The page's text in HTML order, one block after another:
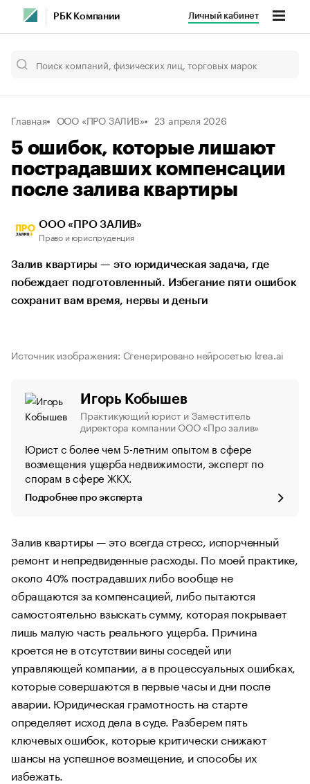
РБК Компании Личный кабинет
Главная ООО «ПРО ЗАЛИВ» 23 апреля 2026
5 ошибок, которые лишают
пострадавших компенсации
после залива квартиры
ООО «ПРО ЗАЛИВ»
Право и юриспруденция
Залив квартиры — это юридическая задача, где
побеждает подготовленный. Избегание пяти ошибок
сохранит вам время, нервы и деньги
Источник изображения: Сгенерировано нейросетью krea.ai
Игорь Кобышев
Практикующий юрист и Заместитель
директора компании ООО «Про залив»
Юрист с более чем 5-летним опытом в сфере
возмещения ущерба недвижимости, эксперт по
спорам в сфере ЖКХ.
Подробнее про эксперта
Залив квартиры — это всегда стресс, испорченный
ремонт и непредвиденные расходы. По моей практике,
около 40% пострадавших либо вообще не
обращаются за компенсацией, либо пытаются
самостоятельно взыскать сумму, которая покрывает
лишь малую часть реального ущерба. Причина
кроется не в отсутствии вины соседей или
управляющей компании, а в процессуальных ошибках,
которые совершаются в первые часы и дни после
аварии. Юридическая грамотность на старте
определяет исход дела в суде. Разберем пять
ключевых ошибок, которые критически снижают
шансы на успешное возмещение, и способы их
избежать.